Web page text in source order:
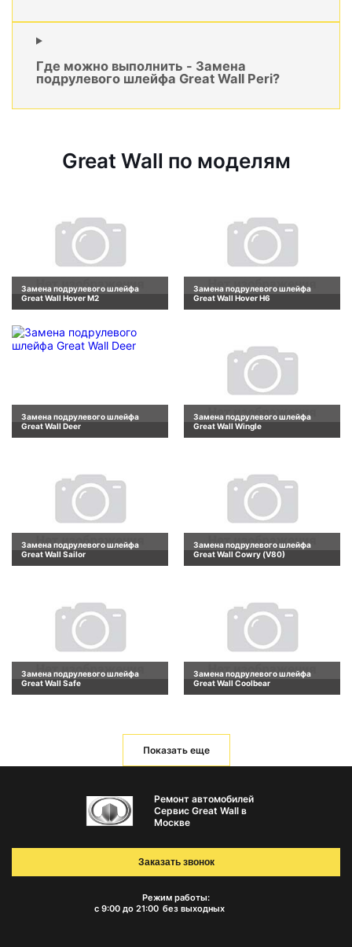
Где можно выполнить - Замена
подрулевого шлейфа Great Wall Peri?
Great Wall по моделям
Замена подрулевого шлейфа
Great Wall Hover M2
Замена подрулевого шлейфа
Great Wall Hover H6
Замена подрулевого шлейфа
Great Wall Deer
Замена подрулевого шлейфа
Great Wall Wingle
Замена подрулевого шлейфа
Great Wall Sailor
Замена подрулевого шлейфа
Great Wall Cowry (V80)
Замена подрулевого шлейфа
Great Wall Safe
Замена подрулевого шлейфа
Great Wall Coolbear
Показать еще
Ремонт автомобилей
Сервис Great Wall в
Москве
Режим работы:
с 9:00 до 21:00 без выходных
Заказать звонок